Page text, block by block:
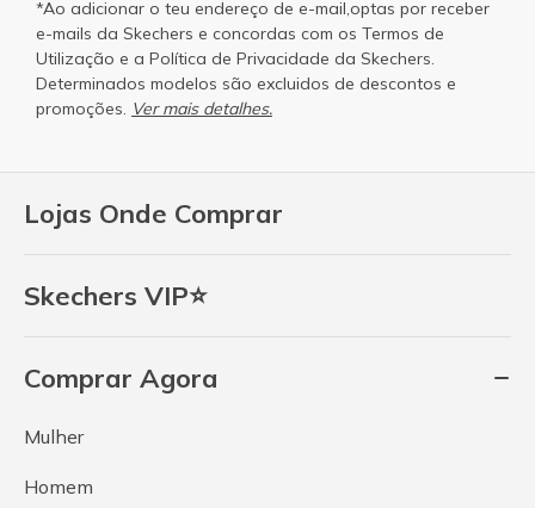
Lojas Onde Comprar
Skechers VIP⭐
Comprar Agora
Mulher
Homem
*Ao adicionar o teu endereço de e-mail,optas por receber
e-mails da Skechers e concordas com os Termos de
Utilização e a Política de Privacidade da Skechers.
Determinados modelos são excluidos de descontos e
promoções. Ver mais detalhes.